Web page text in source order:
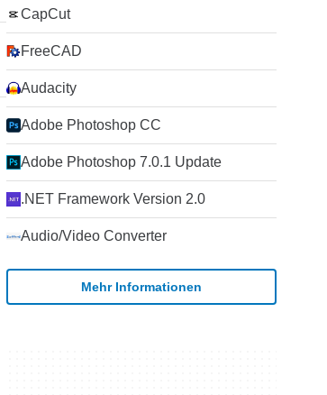
CapCut
FreeCAD
Audacity
Adobe Photoshop CC
Adobe Photoshop 7.0.1 Update
.NET Framework Version 2.0
Audio/Video Converter
Mehr Informationen